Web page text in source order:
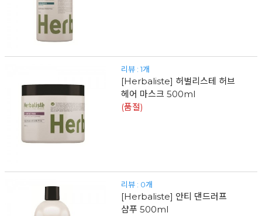
리뷰 : 1개
[Herbaliste] 허벌리스테 허브
헤어 마스크 500ml
(품절)
리뷰 : 0개
[Herbaliste] 안티 댄드러프
샴푸 500ml